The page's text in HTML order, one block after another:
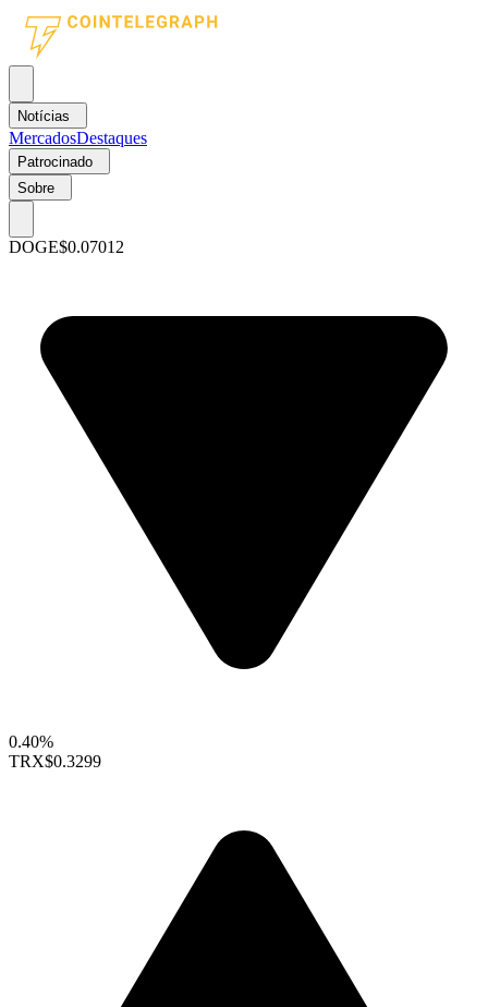
Notícias
MercadosDestaques
Patrocinado
Sobre
DOGE$0.07012
0.40%
TRX$0.3299